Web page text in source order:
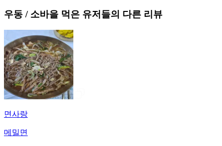
우동 / 소바을 먹은 유저들의 다른 리뷰
면사랑
메밀면